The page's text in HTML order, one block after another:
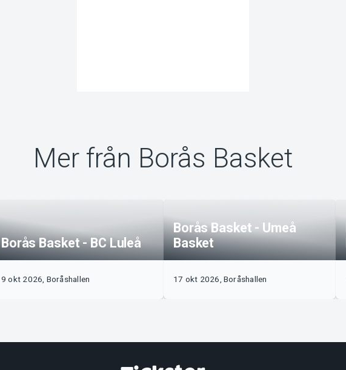
Mer från Borås Basket
Borås Basket - BC Luleå
9 okt 2026, Boråshallen
Borås Basket - Umeå
Basket
17 okt 2026, Boråshallen